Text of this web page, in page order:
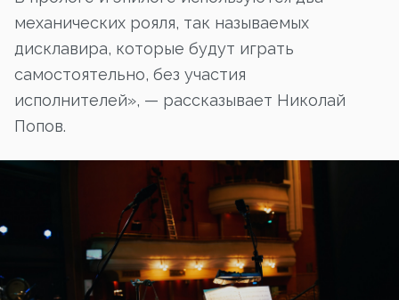
механических рояля, так называемых
дисклавира, которые будут играть
самостоятельно, без участия
исполнителей», — рассказывает Николай
Попов.